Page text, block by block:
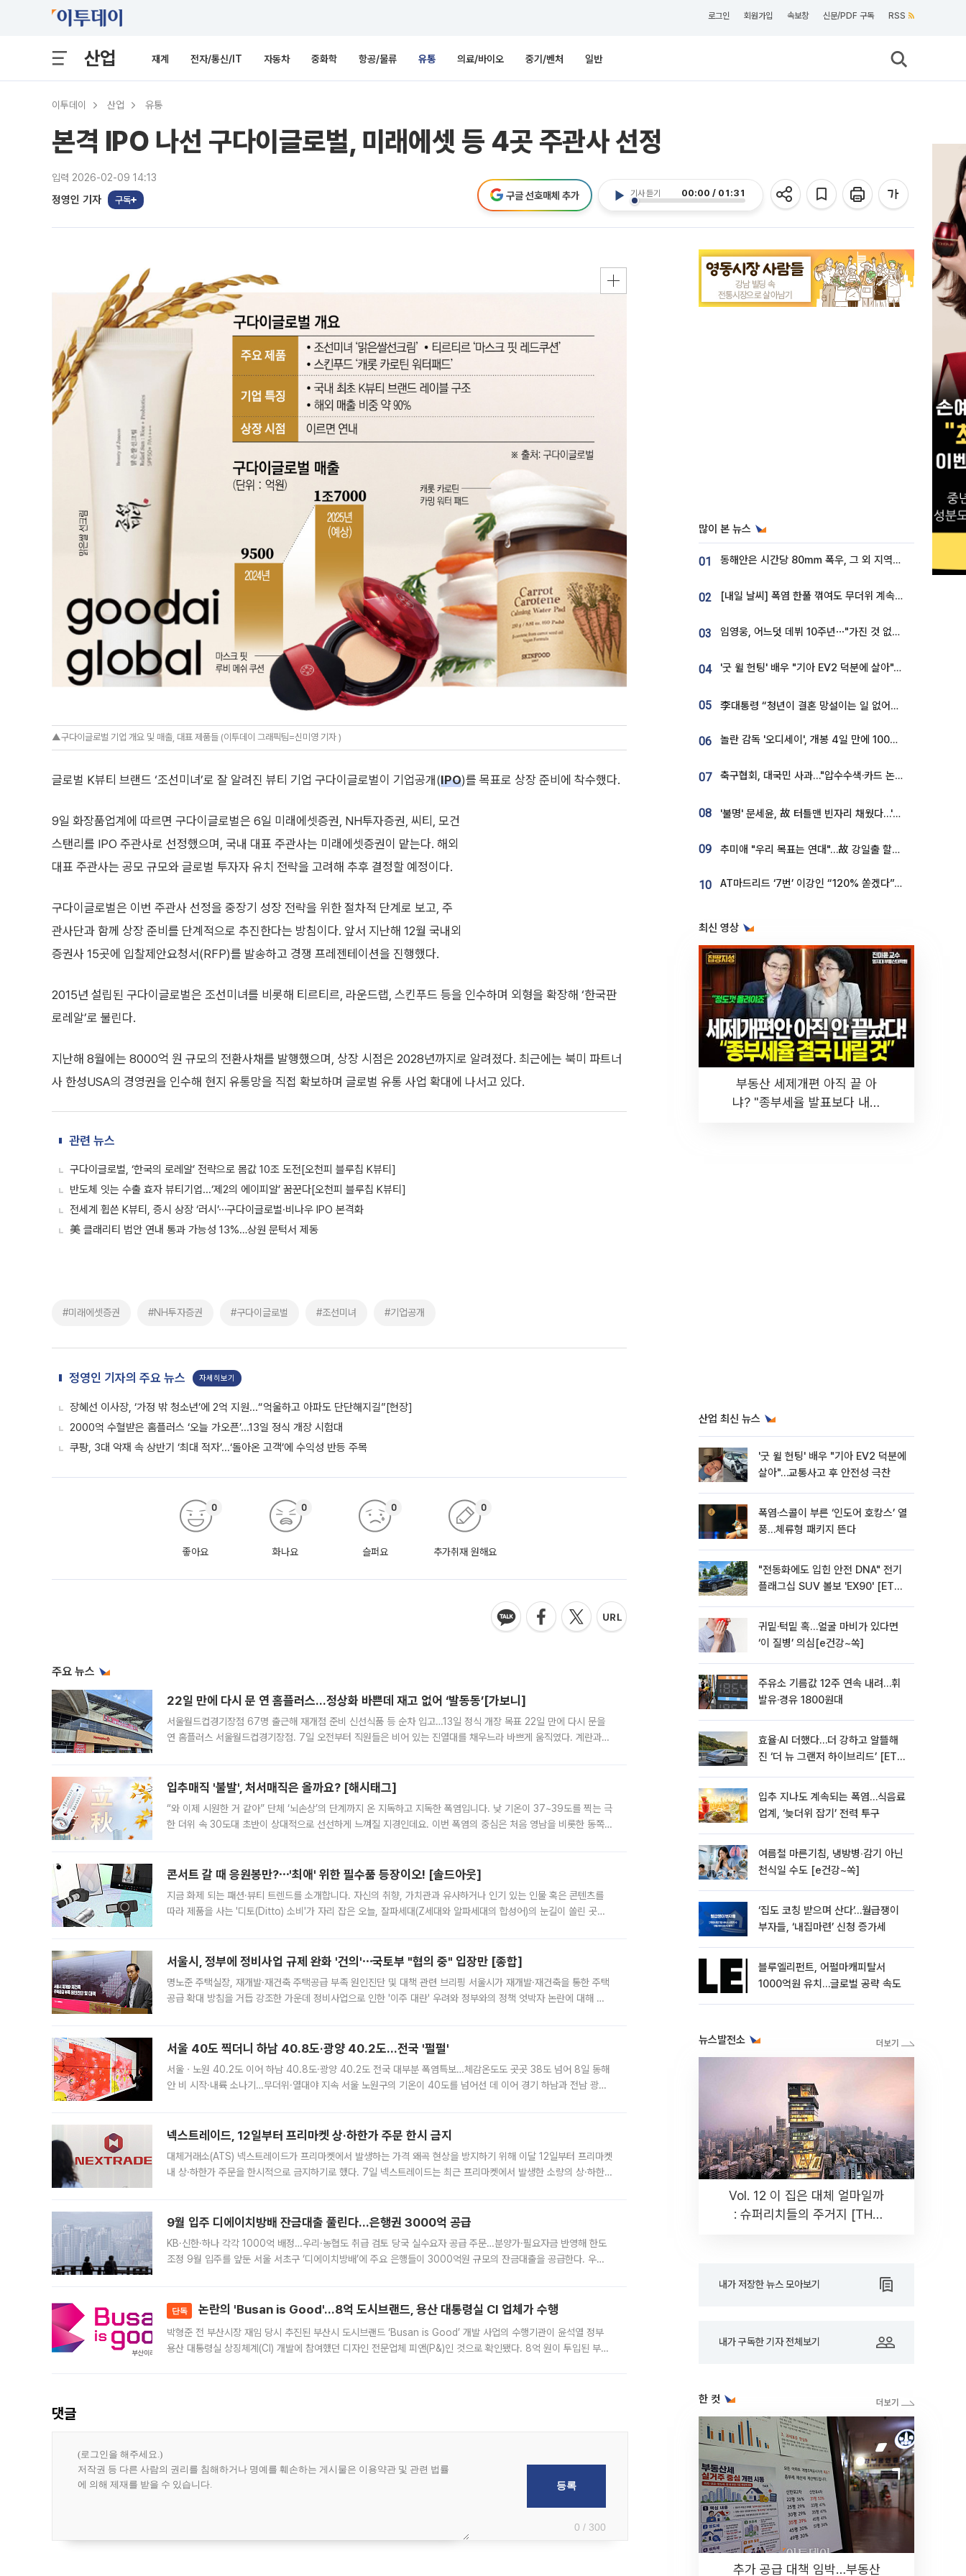
로그인 회원가입 속보창 신문/PDF 구독 RSS
산업 재계 전자/통신/IT 자동차 중화학 항공/물류 유통 의료/바이오 중기/벤처 일반
이투데이 산업 유통
본격 IPO 나선 구다이글로벌, 미래에셋 등 4곳 주관사 선정
입력 2026-02-09 14:13
정영인 기자 구독
기사 듣기 00:00 / 01:31
구글 선호매체 추가
▲구다이글로벌 기업 개요 및 매출, 대표 제품들 (이투데이 그래픽팀=신미영 기자 )
글로벌 K뷰티 브랜드 ‘조선미녀’로 잘 알려진 뷰티 기업 구다이글로벌이 기업공개(IPO)를 목표로 상장 준비에 착수했다.
9일 화장품업계에 따르면 구다이글로벌은 6일 미래에셋증권, NH투자증권, 씨티, 모건
스탠리를 IPO 주관사로 선정했으며, 국내 대표 주관사는 미래에셋증권이 맡는다. 해외
대표 주관사는 공모 규모와 글로벌 투자자 유치 전략을 고려해 추후 결정할 예정이다.
구다이글로벌은 이번 주관사 선정을 중장기 성장 전략을 위한 절차적 단계로 보고, 주
관사단과 함께 상장 준비를 단계적으로 추진한다는 방침이다. 앞서 지난해 12월 국내외
증권사 15곳에 입찰제안요청서(RFP)를 발송하고 경쟁 프레젠테이션을 진행했다.
2015년 설립된 구다이글로벌은 조선미녀를 비롯해 티르티르, 라운드랩, 스킨푸드 등을 인수하며 외형을 확장해 ‘한국판
로레알’로 불린다.
지난해 8월에는 8000억 원 규모의 전환사채를 발행했으며, 상장 시점은 2028년까지로 알려졌다. 최근에는 북미 파트너
사 한성USA의 경영권을 인수해 현지 유통망을 직접 확보하며 글로벌 유통 사업 확대에 나서고 있다.
관련 뉴스
구다이글로벌, ‘한국의 로레알’ 전략으로 몸값 10조 도전[오천피 블루칩 K뷰티]
반도체 잇는 수출 효자 뷰티기업...‘제2의 에이피알’ 꿈꾼다[오천피 블루칩 K뷰티]
전세계 휩쓴 K뷰티, 증시 상장 ‘러시’⋯구다이글로벌·비나우 IPO 본격화
美 클래리티 법안 연내 통과 가능성 13%…상원 문턱서 제동
#미래에셋증권 #NH투자증권 #구다이글로벌 #조선미녀 #기업공개
정영인 기자의 주요 뉴스 자세히보기
장혜선 이사장, ‘가정 밖 청소년’에 2억 지원...“억울하고 아파도 단단해지길”[현장]
2000억 수혈받은 홈플러스 ‘오늘 가오픈’...13일 정식 개장 시험대
쿠팡, 3대 악재 속 상반기 ‘최대 적자’...‘돌아온 고객’에 수익성 반등 주목
좋아요
0
화나요
0
슬퍼요
0
추가취재 원해요
0
주요 뉴스
22일 만에 다시 문 연 홈플러스…정상화 바쁜데 재고 없어 ‘발동동’[가보니]
서울월드컵경기장점 67명 출근해 재개점 준비 신선식품 등 순차 입고…13일 정식 개장 목표 22일 만에 다시 문을
연 홈플러스 서울월드컵경기장점. 7일 오전부터 직원들은 비어 있는 진열대를 채우느라 바쁘게 움직였다. 계란과
입추매직 '불발', 처서매직은 올까요? [해시태그]
“와 이제 시원한 거 같아” 단체 ‘뇌손상’의 단계까지 온 지독하고 지독한 폭염입니다. 낮 기온이 37~39도를 찍는 극
한 더위 속 30도대 초반이 상대적으로 선선하게 느껴질 지경인데요. 이번 폭염의 중심은 처음 영남을 비롯한 동쪽
콘서트 갈 때 응원봉만?⋯'최애' 위한 필수품 등장이오! [솔드아웃]
지금 화제 되는 패션·뷰티 트렌드를 소개합니다. 자신의 취향, 가치관과 유사하거나 인기 있는 인물 혹은 콘텐츠를
따라 제품을 사는 '디토(Ditto) 소비'가 자리 잡은 오늘, 잘파세대(Z세대와 알파세대의 합성어)의 눈길이 쏠린 곳은
서울시, 정부에 정비사업 규제 완화 '건의'⋯국토부 "협의 중" 입장만 [종합]
명노준 주택실장, 재개발·재건축 주택공급 부족 원인진단 및 대책 관련 브리핑 서울시가 재개발·재건축을 통한 주택
공급 확대 방침을 거듭 강조한 가운데 정비사업으로 인한 '이주 대란' 우려와 정부와의 정책 엇박자 논란에 대해 정
서울 40도 찍더니 하남 40.8도·광양 40.2도…전국 '펄펄'
서울ㆍ노원 40.2도 이어 하남 40.8도·광양 40.2도 전국 대부분 폭염특보…체감온도도 곳곳 38도 넘어 8일 동해
안 비 시작·내륙 소나기…무더위·열대야 지속 서울 노원구의 기온이 40도를 넘어선 데 이어 경기 하남과 전남 광양
넥스트레이드, 12일부터 프리마켓 상·하한가 주문 한시 금지
대체거래소(ATS) 넥스트레이드가 프리마켓에서 발생하는 가격 왜곡 현상을 방지하기 위해 이달 12일부터 프리마켓
내 상·하한가 주문을 한시적으로 금지하기로 했다. 7일 넥스트레이드는 최근 프리마켓에서 발생한 소량의 상·하한
9월 입주 디에이치방배 잔금대출 풀린다…은행권 3000억 공급
KB·신한·하나 각각 1000억 배정…우리·농협도 취급 검토 당국 실수요자 공급 주문…분양가·필요자금 반영해 한도
조정 9월 입주를 앞둔 서울 서초구 ‘디에이치방배’에 주요 은행들이 3000억원 규모의 잔금대출을 공급한다. 우리
단독 논란의 'Busan is Good'…8억 도시브랜드, 용산 대통령실 CI 업체가 수행
박형준 전 부산시장 재임 당시 추진된 부산시 도시브랜드 ‘Busan is Good’ 개발 사업의 수행기관이 윤석열 정부
용산 대통령실 상징체계(CI) 개발에 참여했던 디자인 전문업체 피앤(P&)인 것으로 확인됐다. 8억 원이 투입된 부산
댓글
0 / 300
많이 본 뉴스
01 동해안은 시간당 80㎜ 폭우, 그 외 지역은 폭염…‘극과 극 날씨’
02 [내일 날씨] 폭염 한풀 꺾여도 무더위 계속⋯동해안 이틀 연속 비
03 임영웅, 어느덧 데뷔 10주년⋯"가진 것 없던 시절, 내 앞엔 20명의 팬뿐"
04 '굿 윌 헌팅' 배우 "기아 EV2 덕분에 살아"…교통사고 후 안전성 극찬
05 李대통령 “청년이 결혼 망설이는 일 없어야...제도상 불이익 조사”
06 놀란 감독 '오디세이', 개봉 4일 만에 100만 돌파⋯'왕사남' 보다 빠르다
07 축구협회, 대국민 사과…"압수수색·카드 논란 사죄, 강도 높은 쇄신"
08 '불명' 문세윤, 故 터틀맨 빈자리 채웠다…'거북이' 눈물의 최종 우승
09 추미애 "우리 목표는 연대"…故 강일출 할머니 흉상 제막
10 AT마드리드 ‘7번’ 이강인 “120% 쏟겠다”⋯시메오네 감독 “필요한 선수”
최신 영상
부동산 세제개편 아직 끝 아
냐? "종부세율 발표보다 내릴
산업 최신 뉴스
'굿 윌 헌팅' 배우 "기아 EV2 덕분에
살아"…교통사고 후 안전성 극찬
폭염·스콜이 부른 ‘인도어 호캉스’ 열
풍…체류형 패키지 뜬다
"전동화에도 입힌 안전 DNA" 전기
플래그십 SUV 볼보 'EX90' [ET의
귀밑·턱밑 혹…얼굴 마비가 있다면
‘이 질병’ 의심[e건강~쏙]
주유소 기름값 12주 연속 내려…휘
발유·경유 1800원대
효율·AI 더했다…더 강하고 알뜰해
진 ‘더 뉴 그랜저 하이브리드’ [ET의
입추 지나도 계속되는 폭염…식음료
업계, ‘늦더위 잡기’ 전력 투구
여름철 마른기침, 냉방병‧감기 아닌
천식일 수도 [e건강~쏙]
‘집도 코칭 받으며 산다’…월급쟁이
부자들, ‘내집마련’ 신청 증가세
블루엘리펀트, 어펄마캐피탈서
1000억원 유치…글로벌 공략 속도
뉴스발전소
Vol. 12 이 집은 대체 얼마일까
: 슈퍼리치들의 주거지 [THE
내가 저장한 뉴스 모아보기
내가 구독한 기자 전체보기
한 컷
추가 공급 대책 임박…부동산